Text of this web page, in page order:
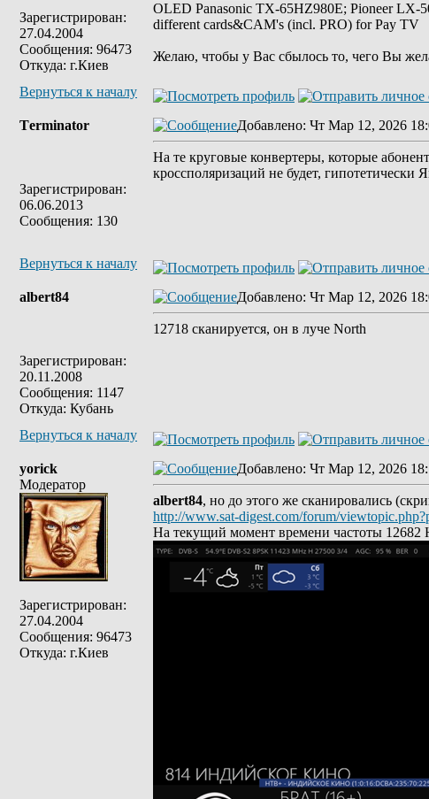
Зарегистрирован:
27.04.2004
Сообщения: 96473
Откуда: г.Киев
OLED Panasonic TX-65HZ980E; Pioneer LX-
different cards&CAM's (incl. PRO) for Pay TV
Желаю, чтобы у Вас сбылось то, чего Вы
Вернуться к началу
Tеrminatоr
Зарегистрирован:
06.06.2013
Сообщения: 130
Добавлено: Чт Мар 12, 2026
На те круговые конвертеры, которые
кроссполяризаций не будет,
Вернуться к началу
albert84
Зарегистрирован:
20.11.2008
Сообщения: 1147
Откуда: Кубань
Добавлено: Чт Мар 12, 2026
12718 cканируется, он в луче North
Вернуться к началу
yorick
Модератор
Зарегистрирован:
27.04.2004
Сообщения: 96473
Откуда: г.Киев
Добавлено: Чт Мар 12, 2026
albert84, но до этого же сканировались
http://www.sat-digest.com/forum/
На текущий момент времени частоты 12682